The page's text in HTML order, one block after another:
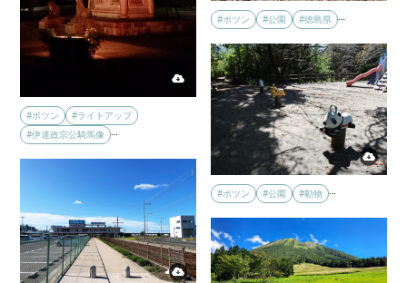
#ポツン
#ライトアップ
#伊達政宗公騎馬像 …
#ポツン #公園 #徳島県
#ポツン #公園 #動物